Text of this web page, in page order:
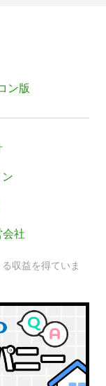
ン版
会社
収益を得ていま